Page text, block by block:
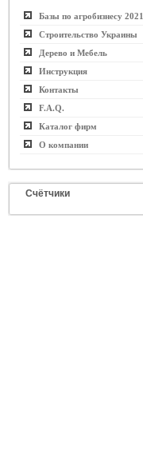
Базы по агробизнесу 2021
Строительство Украины
Дерево и Мебель
Инструкция
Контакты
F.A.Q.
Каталог фирм
О компании
Счётчики